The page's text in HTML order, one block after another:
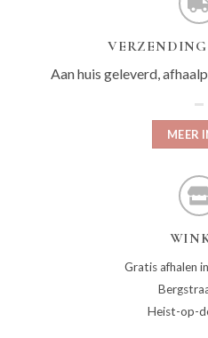
Aan huis geleverd,
MEER
Gratis afhalen
Heist-op-